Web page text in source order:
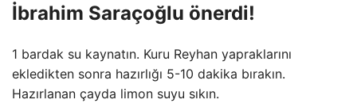
İbrahim Saraçoğlu önerdi!
1 bardak su kaynatın. Kuru Reyhan yapraklarını
ekledikten sonra hazırlığı 5-10 dakika bırakın.
Hazırlanan çayda limon suyu sıkın.